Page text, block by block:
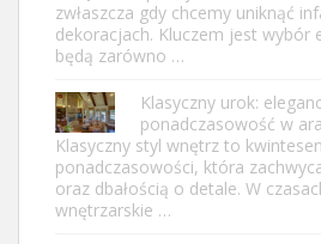
zwłaszcza gdy chcemy uniknąć
dekoracjach. Kluczem jest wybór
będą zarówno …
Klasyczny urok:
ponadczasowość w
Klasyczny styl wnętrz to
ponadczasowości, która
oraz dbałością o detale. W
wnętrzarskie …